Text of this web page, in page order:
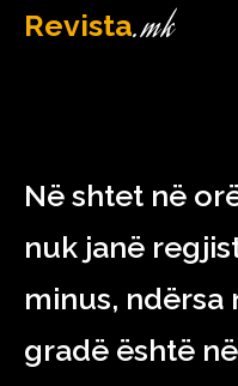
Revista.mk
January 18,
Në shtet në
nuk janë
minus,
gradë është